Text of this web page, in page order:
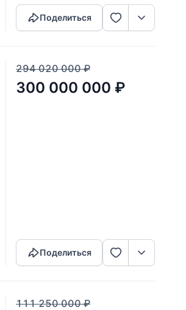
Поделиться
294 020 000 ₽
300 000 000 ₽
Поделиться
111 250 000 ₽